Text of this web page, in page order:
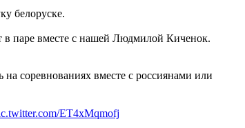
белоруске.
в паре вместе с нашей Людмилой Киченок.
на соревнованиях вместе с россиянами или
ET4xMqmofj